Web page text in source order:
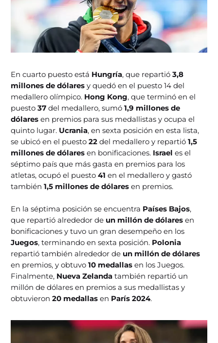
En cuarto puesto está Hungría, que repartió 3,8
millones de dólaresy quedó en el puesto 14 del
medallero olímpico. Hong Kong, que terminó en el
puesto37 del medallero, sumó1,9 millones de
dólares en premios para sus medallistas y ocupa el
quinto lugar. Ucrania, en sexta posición en esta lista,
se ubicó en el puesto22 del medallero y repartió 1,5
millones de dólaresen bonificaciones. Israeles el
séptimo país que más gasta en premios para los
atletas, ocupó el puesto41 en el medallero y gastó
también1,5 millones de dólares en premios.
En la séptima posición se encuentra Países Bajos,
que repartió alrededor de un millón de dólares en
bonificaciones y tuvo un gran desempeño en los
Juegos, terminando en sexta posición. Polonia
repartió también alrededor de un millón de dólares
en premios, y obtuvo10 medallas en los Juegos.
Finalmente, Nueva Zelanda también repartió un
millón de dólares en premios a sus medallistas y
obtuvieron 20 medallas en París 2024.